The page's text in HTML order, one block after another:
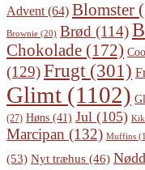
Advent (64) Blomster
Brownie (20) Brød (114)
Chokolade (172)
(129)Frugt(301)
Glimt (1102)
(27) Høns (41) Jul (105)
Marcipan (132) Muffins
(53) Nyt træhus (46)